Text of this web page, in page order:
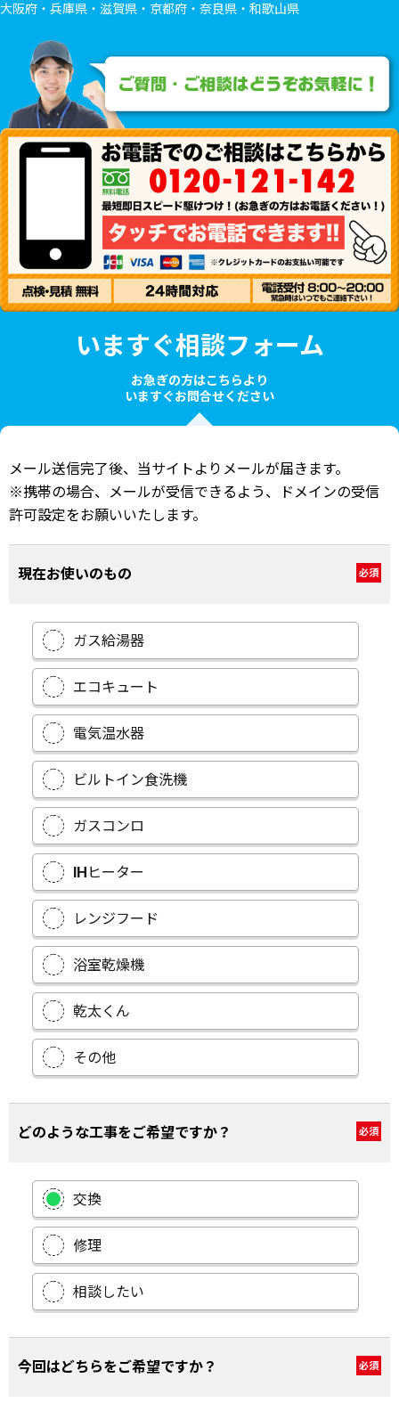
大阪府・兵庫県・滋賀県・京都府・奈良県・和歌山県
いますぐ相談フォーム
お急ぎの方はこちらより
いますぐお問合せください
メール送信完了後、当サイトよりメールが届きます。
※携帯の場合、メールが受信できるよう、ドメインの受信
許可設定をお願いいたします。
現在お使いのもの 必須
ガス給湯器
エコキュート
電気温水器
ビルトイン食洗機
ガスコンロ
IHヒーター
レンジフード
浴室乾燥機
乾太くん
その他
どのような工事をご希望ですか？ 必須
交換
修理
相談したい
今回はどちらをご希望ですか？ 必須